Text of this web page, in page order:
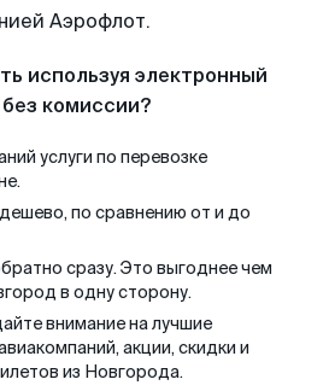
Аэрофлот.
используя электронный
комиссии?
услуги по перевозке
по сравнению от и до
сразу. Это выгоднее чем
в одну сторону.
внимание на лучшие
акции, скидки и
из Новгорода.